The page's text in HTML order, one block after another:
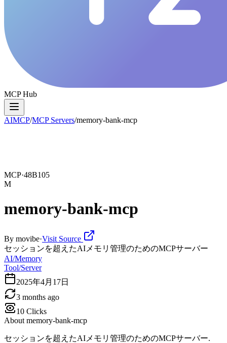
MCP Hub
AIMCP/MCP Servers/memory-bank-mcp
MCP·48B105
M
memory-bank-mcp
By movibe·Visit Source
セッションを超えたAIメモリ管理のためのMCPサーバー
AI/Memory
Tool/Server
2025年4月17日
3 months ago
10 Clicks
About memory-bank-mcp
セッションを超えたAIメモリ管理のためのMCPサーバー.